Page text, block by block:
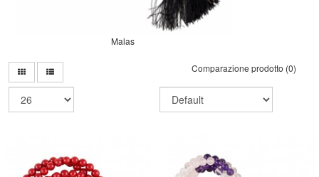
Malas
Comparazione prodotto (0)